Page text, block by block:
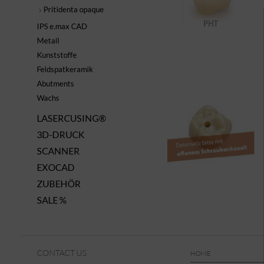
Pritidenta opaque
IPS e.max CAD
Metall
Kunststoffe
Feldspatkeramik
Abutments
Wachs
LASERCUSING®
3D-DRUCK
SCANNER
EXOCAD
ZUBEHÖR
SALE %
CONTACT US HOME